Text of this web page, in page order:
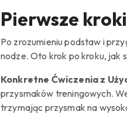
Pierwsze
Po zrozumieniu podstaw i
nodze. Oto krok po kroku, jak
Konkretne Ćwiczenia z
przysmaków treningowych.
trzymając przysmak na